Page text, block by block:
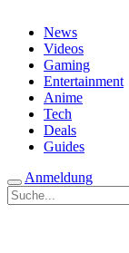
News
Videos
Gaming
Entertainment
Anime
Tech
Deals
Guides
Anmeldung
Suche
nach: